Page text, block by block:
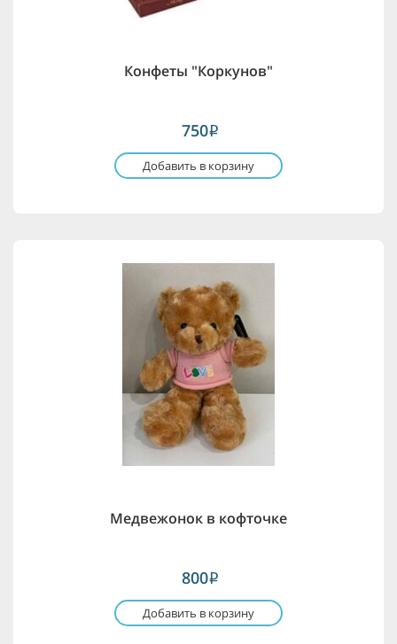
Конфеты "Коркунов"
750i
Добавить в корзину
Медвежонок в кофточке
800i
Добавить в корзину